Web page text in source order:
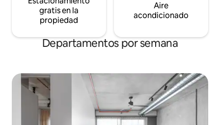
gratis en la
propiedad
Aire
acondicionado
Departamentos por semana